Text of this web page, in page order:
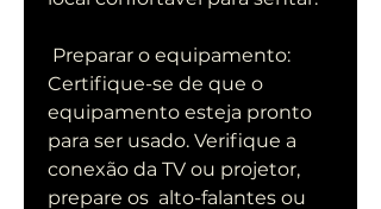
Certifique-se de que o
equipamento esteja pronto
para ser usado. Verifique a
conexão da TV ou projetor,
prepare os  alto-falantes ou